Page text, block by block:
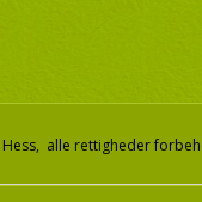
Hess, alle rettigheder